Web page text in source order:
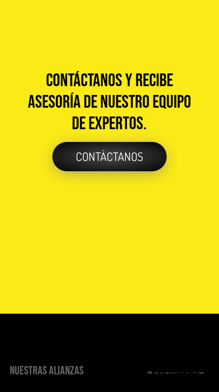
Contáctanos y recibe
asesoría de nuestro equipo
de expertos.
CONTÁCTANOS
NUESTRAS ALIANZAS